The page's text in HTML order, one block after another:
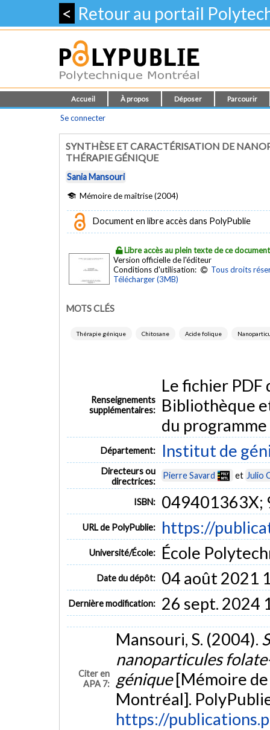
< Retour au portail
Accueil À propos Déposer Parcourir
Se connecter
SYNTHÈSE ET CARACTÉRISATION DE
THÉRAPIE GÉNIQUE
Sania Mansouri
Mémoire de maîtrise (2004)
Document en libre accès dans PolyPublie
Libre accès au plein texte de ce document
Version officielle de l'éditeur
Conditions d'utilisation:
Tous droits
Télécharger (3MB)
MOTS CLÉS
Thérapie génique Chitosane Acide folique
Renseignements
supplémentaires:
Le fichier
Bibliothèque
du programme
Département: Institut de
Directeurs ou
directrices:
Pierre Savard et Julio
ISBN: 049401363X;
URL de PolyPublie: https://
Université/École: École
Date du dépôt: 04 août 2021
Dernière modification: 26 sept. 2024
Citer en
APA 7:
Mansouri, S. (2004).
nanoparticules
génique[Mémoire
Montréal].
https://